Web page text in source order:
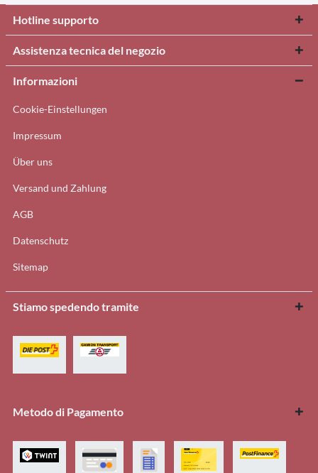
Hotline supporto
Assistenza tecnica del negozio
Informazioni
Cookie-Einstellungen
Impressum
Über uns
Versand und Zahlung
AGB
Datenschutz
Sitemap
Stiamo spedendo tramite
Metodo di Pagamento